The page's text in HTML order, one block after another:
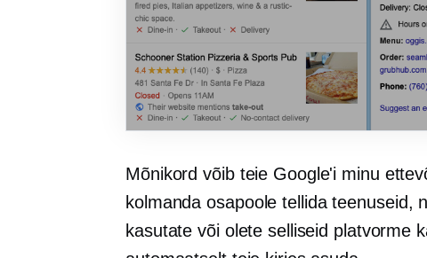
Mõnikord võib teie Google'i minu
kolmanda osapoole tellida teenuseid,
kasutate või olete selliseid platvorme